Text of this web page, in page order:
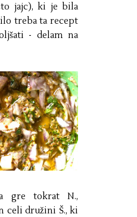
jajc), ki je bila
treba ta recept
- delam na
gre tokrat N.,
celi družini Š., ki